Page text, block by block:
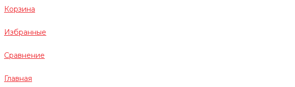
Корзина
Избранные
Сравнение
Главная